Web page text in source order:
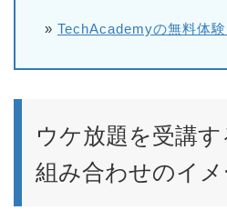
» TechAcademyの無料体
ウケ放題を受講
組み合わせのイメ